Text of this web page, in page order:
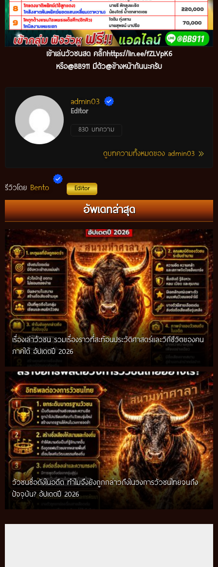
เข้าเล่นวัวชนสด คลิ๊กhttps://lin.ee/fZLVpK6
หรือ@BB911 มีตัว@ข้างหน้ากันนะครับ
admin03
Editor
830 บทความ
ดูบทความทั้งหมดของ admin03
รีวิวโดย Bento Editor
อัพเดทล่าสุด
เรื่องเล่าวัวชน รวมเรื่องราวที่สะท้อนประวัติศาสตร์และวิถีชีวิตของคน
ภาคใต้ อัปเดตปี 2026
วัวชนชื่อดังในอดีต ทำไมจึงยังถูกกล่าวถึงในวงการวัวชนไทยจนถึง
ปัจจุบัน? อัปเดตปี 2026
กติกาวัวชนสมัยก่อน วิถีการแข่งขันดั้งเดิมที่สืบทอดผ่านภูมิปัญญา
ท้องถิ่น อัปเดตปี 2026